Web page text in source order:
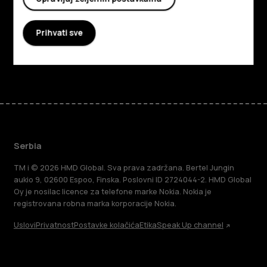
Planet and people
Podrška
Serbia
TM i © 2026 HMD Global. Sva prava zadržana. Bertel Jungin
aukio 9, 02600 Espoo, Finska. Poslovni ID 2724044-2. HMD Global
Oy je nosilac licence za telefone marke Nokia. Nokia je
registrovana robna marka korporacije Nokia.
UsloviPrivatnostPostavke kolačićaEtikaSpeak Up channel
Prihvati sve